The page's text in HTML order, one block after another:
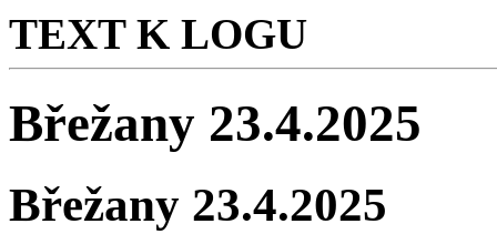
TEXT K LOGU
Břežany 23.4.2025
Břežany 23.4.2025